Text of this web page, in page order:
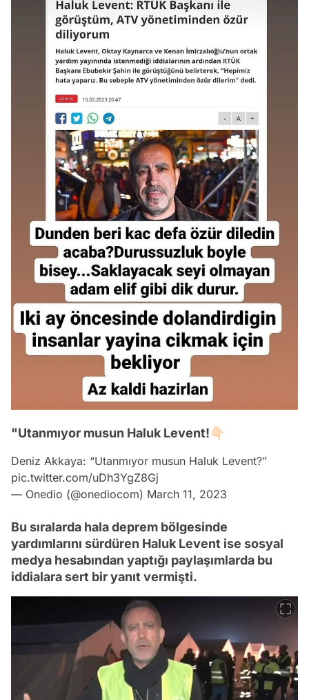
"Utanmıyor musun Haluk Levent!👇🏻
Deniz Akkaya: “Utanmıyor musun Haluk Levent?”
pic.twitter.com/uDh3YgZ8Gj
— Onedio (@onediocom) March 11, 2023
Bu sıralarda hala deprem bölgesinde
yardımlarını sürdüren Haluk Levent ise sosyal
medya hesabından yaptığı paylaşımlarda bu
iddialara sert bir yanıt vermişti.